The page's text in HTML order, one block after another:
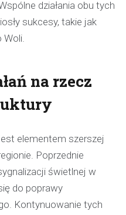
działania obu tych
sukcesy, takie jak
Woli.
na rzecz
elementem szerszej
Poprzednie
świetlnej w
do poprawy
Kontynuowanie tych